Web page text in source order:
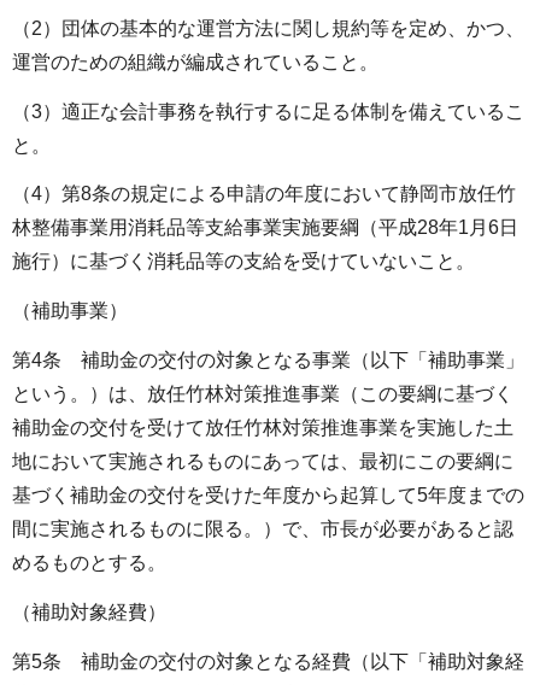
（2）団体の基本的な運営方法に関し規約等を定め、かつ、
運営のための組織が編成されていること。
（3）適正な会計事務を執行するに足る体制を備えているこ
と。
（4）第8条の規定による申請の年度において静岡市放任竹
林整備事業用消耗品等支給事業実施要綱（平成28年1月6日
施行）に基づく消耗品等の支給を受けていないこと。
（補助事業）
第4条 補助金の交付の対象となる事業（以下「補助事業」
という。）は、放任竹林対策推進事業（この要綱に基づく
補助金の交付を受けて放任竹林対策推進事業を実施した土
地において実施されるものにあっては、最初にこの要綱に
基づく補助金の交付を受けた年度から起算して5年度までの
間に実施されるものに限る。）で、市長が必要があると認
めるものとする。
（補助対象経費）
第5条 補助金の交付の対象となる経費（以下「補助対象経